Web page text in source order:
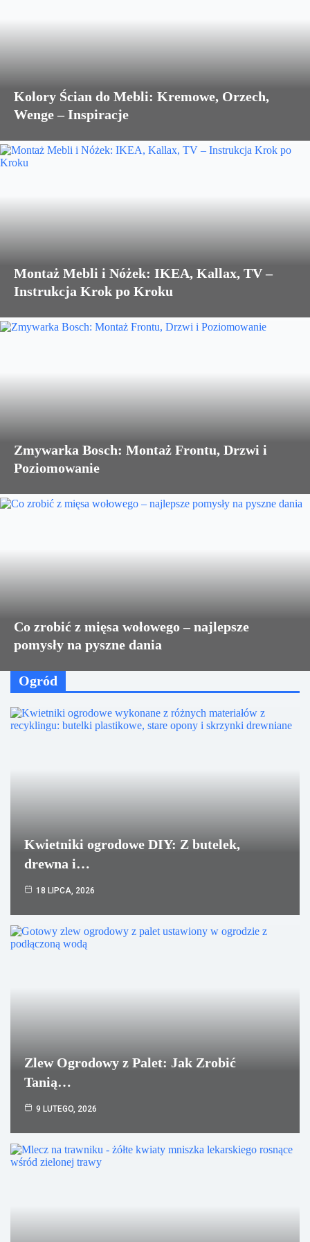
Kolory Ścian do Mebli: Kremowe, Orzech,
Wenge – Inspiracje
Montaż Mebli i Nóżek: IKEA, Kallax, TV –
Instrukcja Krok po Kroku
Zmywarka Bosch: Montaż Frontu, Drzwi i
Poziomowanie
Co zrobić z mięsa wołowego – najlepsze
pomysły na pyszne dania
Ogród
Kwietniki ogrodowe DIY: Z butelek,
drewna i…
18 LIPCA, 2026
Zlew Ogrodowy z Palet: Jak Zrobić
Tanią…
9 LUTEGO, 2026